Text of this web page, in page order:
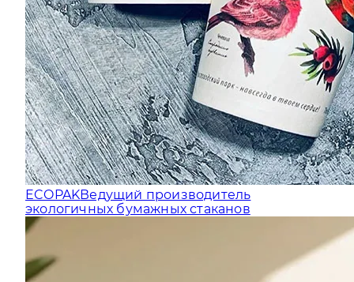
ECOPAKВедущий производитель
экологичных бумажных стаканов